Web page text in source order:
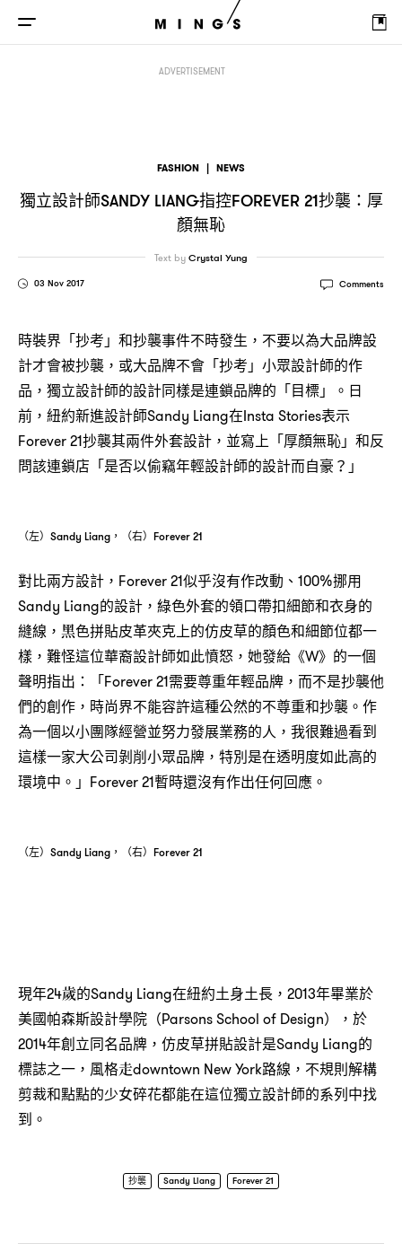
ADVERTISEMENT
FASHION | NEWS
獨立設計師SANDY LIANG指控FOREVER 21抄襲 ： 厚
顏無恥
03 Nov 2017
Text byCrystal Yung
Comments
時裝界「抄考」和抄襲事件不時發生，不要以為大品牌設
計才會被抄襲，或大品牌不會「抄考」小眾設計師的作
品，獨立設計師的設計同樣是連鎖品牌的「目標」。日
前，紐約新進設計師Sandy Liang在Insta Stories表示
Forever 21抄襲其兩件外套設計，並寫上「厚顏無恥」和反
問該連鎖店「是否以偷竊年輕設計師的設計而自豪？」
（左）Sandy Liang，（右）Forever 21
對比兩方設計，Forever 21似乎沒有作改動、100%挪用
Sandy Liang的設計，綠色外套的領口帶扣細節和衣身的
縫線，黑色拼貼皮革夾克上的仿皮草的顏色和細節位都一
樣，難怪這位華裔設計師如此憤怒，她發給《W》的一個
聲明指出：「Forever 21需要尊重年輕品牌，而不是抄襲他
們的創作，時尚界不能容許這種公然的不尊重和抄襲。作
為一個以小團隊經營並努力發展業務的人，我很難過看到
這樣一家大公司剝削小眾品牌，特別是在透明度如此高的
環境中。」Forever 21暫時還沒有作出任何回應。
（左）Sandy Liang，（右）Forever 21
現年24歲的Sandy Liang在紐約土身土長，2013年畢業於
美國帕森斯設計學院（Parsons School of Design），於
2014年創立同名品牌，仿皮草拼貼設計是Sandy Liang的
標誌之一，風格走downtown New York路線，不規則解構
剪裁和點點的少女碎花都能在這位獨立設計師的系列中找
到。
抄襲 Sandy Liang Forever 21
Sandy Liang指控Forever 21 抄襲